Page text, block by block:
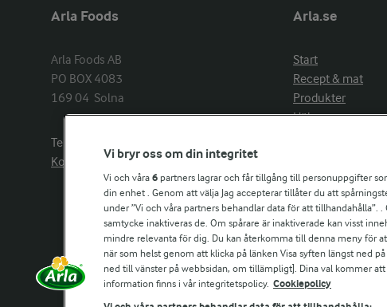
Arla Foods
Arla Foods AB
PO BOX 4083
169 04  Solna
Telefon:
Kontakta oss
Arla.se
Start
Recept & mat
Produkter
Hälsa
Aktuellt
Om Arla
Nyheter & press
Jobb & karriär
Kontakta oss
Vi bryr oss om din integritet
Vi och våra 6 partners lagrar och får tillgång till personuppgifter
din enhet . Genom att välja Jag accepterar tillåter du att
under ”Vi och våra partners behandlar data för att tillhandahålla”.
samtycke inaktiveras de. Om spårare är inaktiverade kan visst
mindre relevanta för dig. Du kan återkomma till denna meny för
när som helst genom att klicka på länken Visa syften längst ned
ned till vänster på webbsidan, om tillämpligt]. Dina val kommer
information finns i vår integritetspolicy. Cookiepolicy